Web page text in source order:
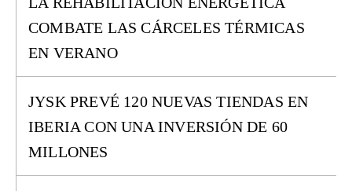
COMBATE LAS CÁRCELES TÉRMICAS
EN VERANO
JYSK PREVÉ 120 NUEVAS TIENDAS EN
IBERIA CON UNA INVERSIÓN DE 60
MILLONES